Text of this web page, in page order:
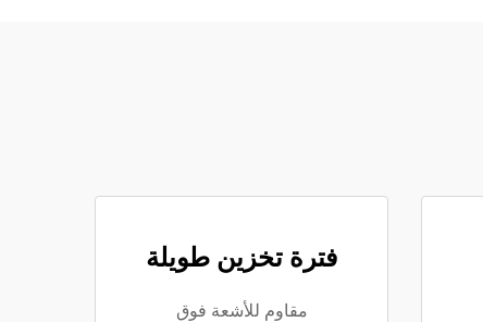
فترة تخزين طويلة
مقاوم للأشعة فوق